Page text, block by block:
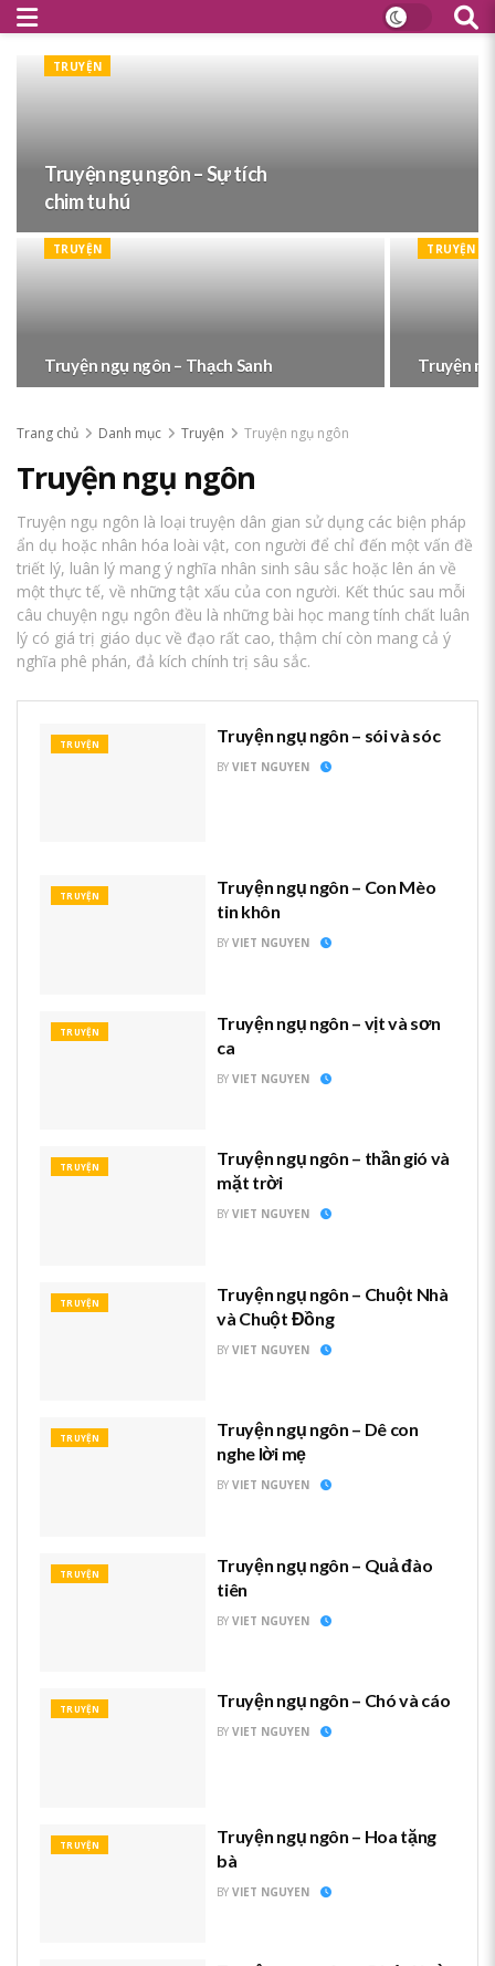
TRUYỆN
Truyện ngụ ngôn – Sự tích
chim tu hú
TRUYỆN
Truyện ngụ ngôn – Thạch Sanh
TRUYỆN
Truyện
Trang chủ Danh mục Truyện Truyện ngụ ngôn
Truyện ngụ ngôn
Truyện ngụ ngôn là loại truyện dân gian sử dụng các biện pháp
ẩn dụ hoặc nhân hóa loài vật, con người để chỉ đến một vấn đề
triết lý, luân lý mang ý nghĩa nhân sinh sâu sắc hoặc lên án về
một thực tế, về những tật xấu của con người. Kết thúc sau mỗi
câu chuyện ngụ ngôn đều là những bài học mang tính chất luân
lý có giá trị giáo dục về đạo rất cao, thậm chí còn mang cả ý
nghĩa phê phán, đả kích chính trị sâu sắc.
TRUYỆN Truyện ngụ ngôn – sói và sóc
BY VIET NGUYEN
TRUYỆN
Truyện ngụ ngôn – Con Mèo
tin khôn
BY VIET NGUYEN
TRUYỆN
Truyện ngụ ngôn – vịt và sơn
ca
BY VIET NGUYEN
TRUYỆN
Truyện ngụ ngôn – thần gió và
mặt trời
BY VIET NGUYEN
TRUYỆN
Truyện ngụ ngôn – Chuột Nhà
và Chuột Đồng
BY VIET NGUYEN
TRUYỆN
Truyện ngụ ngôn – Dê con
nghe lời mẹ
BY VIET NGUYEN
TRUYỆN
Truyện ngụ ngôn – Quả đào
tiên
BY VIET NGUYEN
TRUYỆN Truyện ngụ ngôn – Chó và cáo
BY VIET NGUYEN
TRUYỆN
Truyện ngụ ngôn – Hoa tặng
bà
BY VIET NGUYEN